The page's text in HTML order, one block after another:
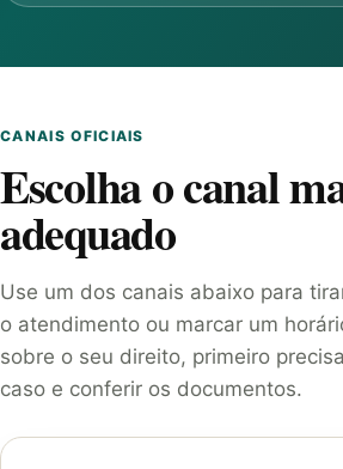
CANAIS OFICIAIS
Escolha o canal
adequado
Use um dos canais abaixo para
o atendimento ou marcar um
sobre o seu direito, primeiro
caso e conferir os documentos.